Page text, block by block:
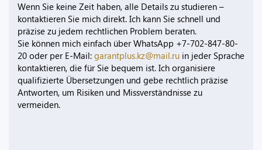
Wenn Sie keine Zeit haben, alle Details zu studieren –
kontaktieren Sie mich direkt. Ich kann Sie schnell und
präzise zu jedem rechtlichen Problem beraten.
Sie können mich einfach über WhatsApp +7-702-847-80-
20 oder per E-Mail: garantplus.kz@mail.ru in jeder Sprache
kontaktieren, die für Sie bequem ist. Ich organisiere
qualifizierte Übersetzungen und gebe rechtlich präzise
Antworten, um Risiken und Missverständnisse zu
vermeiden.